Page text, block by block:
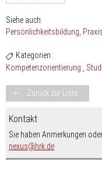
Siehe auch:
Persönlichkeitsbildung
Kategorien:
Kompetenzorientierung
Zurück zur Liste
Kontakt
Sie haben Anmerkungen
nexus
nospam-
hrk.de